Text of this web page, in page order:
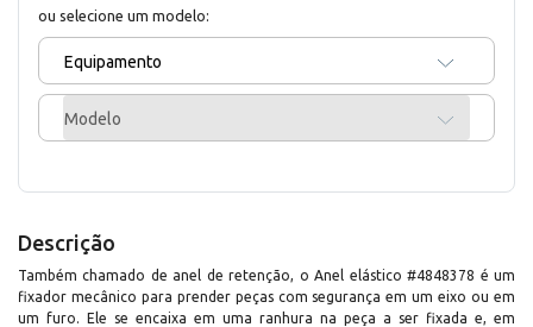
ou selecione um modelo:
Equipamento
Modelo
Descrição
Também chamado de anel de retenção, o Anel elástico #4848378 é um
fixador mecânico para prender peças com segurança em um eixo ou em
um furo. Ele se encaixa em uma ranhura na peça a ser fixada e, em